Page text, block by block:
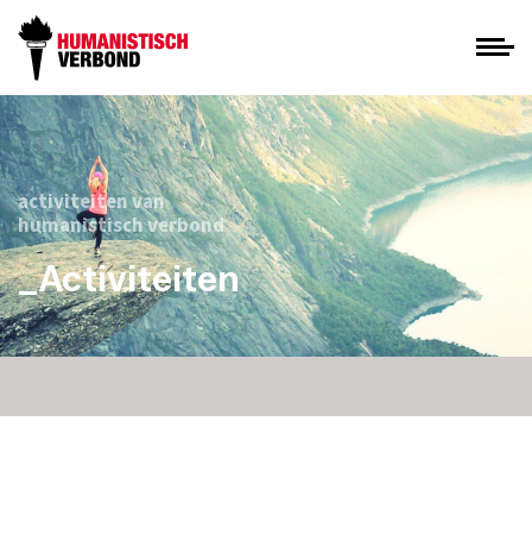
activiteiten van
humanistisch verbond
_Activiteiten